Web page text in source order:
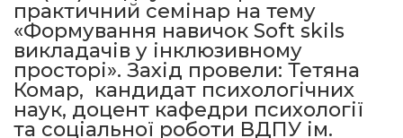
практичний семінар на тему
«Формування навичок Soft skils
викладачів у інклюзивному
просторі». Захід провели: Тетяна
Комар, кандидат психологічних
наук, доцент кафедри психології
та соціальної роботи ВДПУ ім.